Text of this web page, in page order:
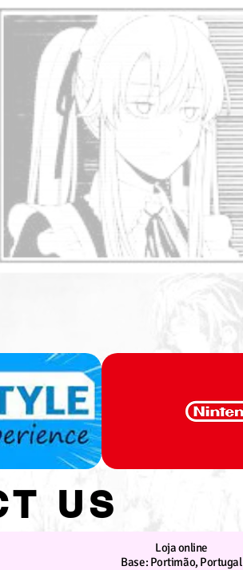
US
Loja online
Base: Portimão, Portugal